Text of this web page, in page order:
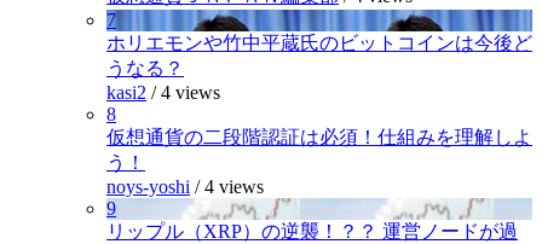
7
ホリエモンや竹中平蔵氏のビットコインは今後ど
うなる？
kasi2 /4 views
8
仮想通貨の二段階認証は必須！仕組みを理解しよ
う！
noys-yoshi /4 views
9
リップル（XRP）の逆襲！？？ 運営ノードが過